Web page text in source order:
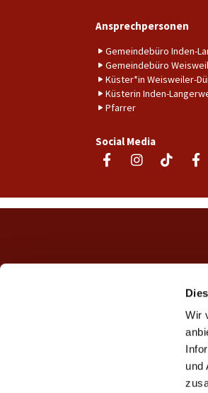
Wir
und
Ansprechpersonen
Gemeindebüro Inden-
Gemeindebüro
Küster*in Weisweiler-
Küsterin Inden-
Pfarrer
Social Media